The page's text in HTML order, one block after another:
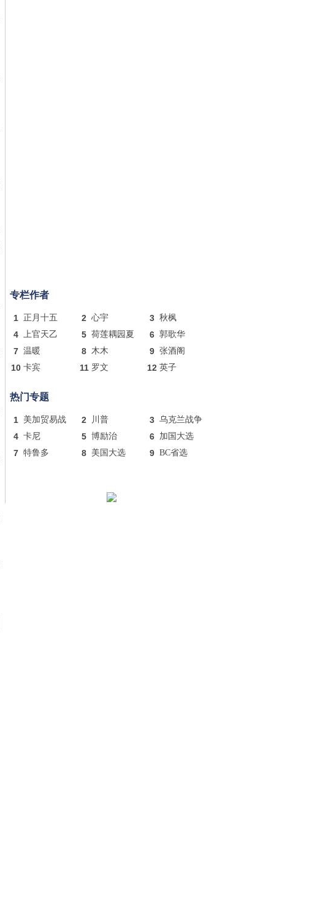
专栏作者
1 正月十五 2 心宇 3 秋枫
4 上官天乙 5 荷莲耦园夏 6 郭歌华
7 温暖 8 木木 9 张酒阁
10 卡宾 11 罗文 12 英子
热门专题
1 美加贸易战 2 川普 3 乌克兰战争
4 卡尼 5 博励治 6 加国大选
7 特鲁多 8 美国大选 9 BC省选